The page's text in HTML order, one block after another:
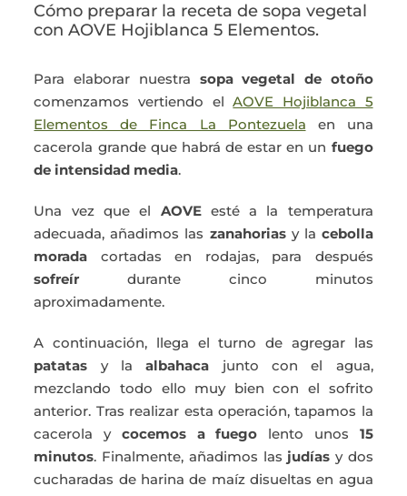
Cómo preparar la receta de sopa vegetal
con AOVE Hojiblanca 5 Elementos.
Para elaborar nuestra sopa vegetal de otoño
comenzamos vertiendo elAOVE Hojiblanca 5
Elementos de Finca La Pontezuela en una
cacerola grande que habrá de estar en un fuego
de intensidad media.
Una vez que el AOVEesté a la temperatura
adecuada, añadimos las zanahoriasy la cebolla
morada cortadas en rodajas, para después
sofreír durante cinco minutos
aproximadamente.
A continuación, llega el turno de agregar las
patatas y laalbahaca junto con el agua,
mezclando todo ello muy bien con el sofrito
anterior. Tras realizar esta operación, tapamos la
cacerola y cocemos a fuego lento unos 15
minutos. Finalmente, añadimos las judías y dos
cucharadas de harina de maíz disueltas en agua